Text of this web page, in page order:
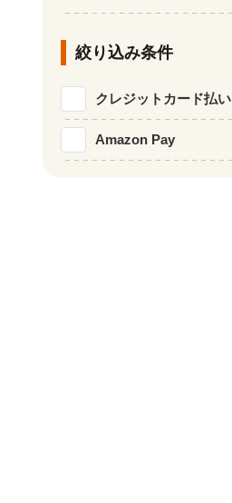
絞り込み条件
クレジットカード払い
Amazon Pay